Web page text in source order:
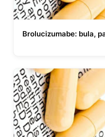
Brolucizumabe: bula,